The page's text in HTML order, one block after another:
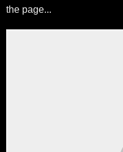
the page...